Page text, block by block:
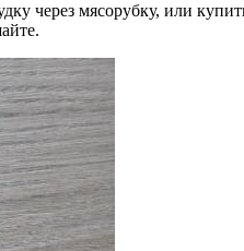
через мясорубку, или